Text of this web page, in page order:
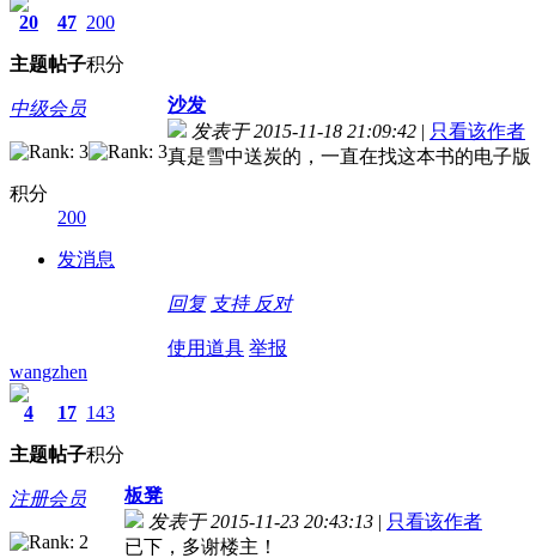
20
主题
47
帖子
200
积分
中级会员
积分
200
发消息
沙发
发表于 2015-11-18 21:09:42 | 只看该作者
真是雪中送炭的，一直在找这本书的电子
回复 支持 反对
使用道具 举报
wangzhen
4
主题
17
帖子
143
积分
注册会员
板凳
发表于 2015-11-23 20:43:13 | 只看该作者
已下，多谢楼主！